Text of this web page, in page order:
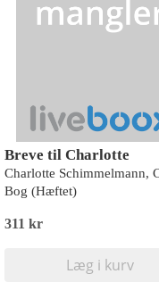
Breve til Charlotte
Bog (Hæftet)
311 kr
Læg i kurv